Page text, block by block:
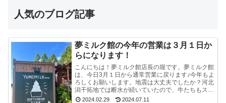
人気のブログ記事
夢ミルク館の今年の営業は３月１日か
らになります！
こんにちは！夢ミルク館店長の堀です。夢ミルク館
は、今日3月１日から通常営業に戻ります♪今年もよ
ろしくお願いします。地震は大丈夫でしたか？河北
潟干拓地では断水が続いていたので、牛たちもスタ
ッフも大変でした。能登半島地震で河北潟干拓地も
2024.02.29 2024.07.11